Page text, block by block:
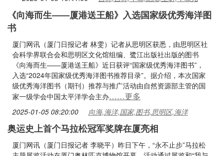
《向海而生——厦港送王船》入选国家级优秀海洋图
书
厦门网讯（厦门日报记者 林雯）记者从思明区获悉，由思明区社
会科学界联合会和思明区文化馆组编、鹭江出版社出版的图书
《向海而生——厦港送王船》近日获评“国家级优秀海洋图书”，
入选“2024年国家级优秀海洋图书推荐目录”。据介绍，本次国家
级优秀海洋图书（期刊）推荐与推广活动由自然资源部主管的国
家一级学会中国太平洋学会主办……更多
2025-01-05 08:20:00 向海,海洋,国家,图书,思明区,海洋
奥运史上首个马拉松冠军奖牌在厦亮相
厦门网讯（厦门日报记者 李晓平）昨日下午，“永不止步”马拉松